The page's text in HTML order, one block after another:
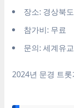
장소: 경상북
참가비: 무료
문의: 세계유
2024년 문경 트